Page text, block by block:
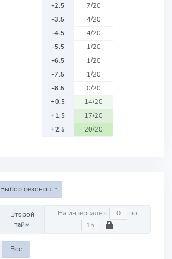
-2.5
7/20
-3.5
4/20
-4.5
4/20
-5.5
1/20
-6.5
1/20
-7.5
1/20
-8.5
0/20
+0.5
14/20
+1.5
17/20
+2.5
20/20
Выбор сезонов
Второй
тайм
На интервале с по
Все